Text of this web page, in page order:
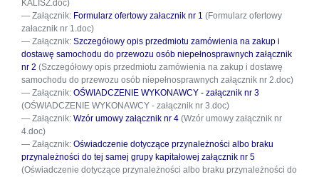
KALISZ.doc)
Załącznik: Formularz ofertowy załacznik nr 1 (Formularz ofertowy
załacznik nr 1.doc)
Załącznik: Szczegółowy opis przedmiotu zamówienia na zakup i
dostawę samochodu do przewozu osób niepełnosprawnych załącznik
nr 2 (Szczegółowy opis przedmiotu zamówienia na zakup i dostawę
samochodu do przewozu osób niepełnosprawnych załącznik nr 2.doc)
Załącznik: OŚWIADCZENIE WYKONAWCY - załącznik nr 3
(OŚWIADCZENIE WYKONAWCY - załącznik nr 3.doc)
Załącznik: Wzór umowy załącznik nr 4 (Wzór umowy załącznik nr
4.doc)
Załącznik: Oświadczenie dotyczące przynależności albo braku
przynależności do tej samej grupy kapitałowej załącznik nr 5
(Oświadczenie dotyczące przynależności albo braku przynależności do